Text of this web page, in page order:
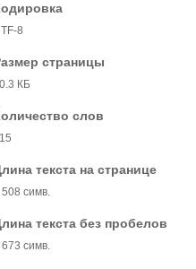
8
страницы
КБ
слов
текста на странице
508 симв.
текста без пробелов
673 симв.